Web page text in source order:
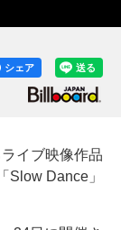
送る
シェア
イブ映像作品
Slow Dance」